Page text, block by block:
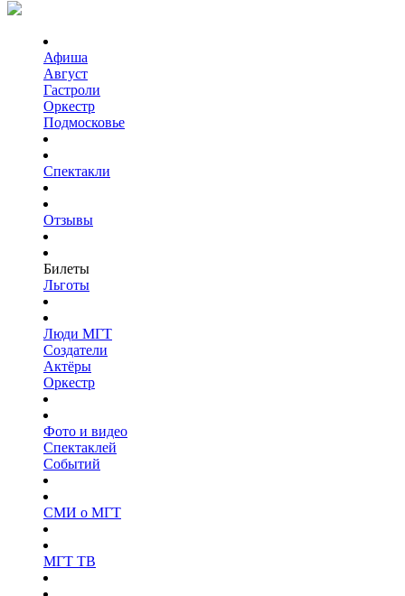
Афиша
Август
Гастроли
Оркестр
Подмосковье
Спектакли
Отзывы
Билеты
Льготы
Люди МГТ
Создатели
Актёры
Оркестр
Фото и видео
Спектаклей
Событий
СМИ о МГТ
МГТ ТВ